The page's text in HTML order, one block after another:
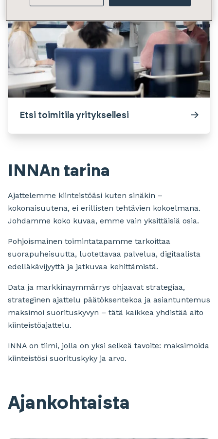
Etsi toimitila yrityksellesi
INNAn tarina
Ajattelemme kiinteistöäsi kuten sinäkin –
kokonaisuutena, ei erillisten tehtävien kokoelmana.
Johdamme koko kuvaa, emme vain yksittäisiä osia.
Pohjoismainen toimintatapamme tarkoittaa
suorapuheisuutta, luotettavaa palvelua, digitaalista
edelläkävijyyttä ja jatkuvaa kehittämistä.
Data ja markkinaymmärrys ohjaavat strategiaa,
strateginen ajattelu päätöksentekoa ja asiantuntemus
maksimoi suorituskyvyn – tätä kaikkea yhdistää aito
kiinteistöajattelu.
INNA on tiimi, jolla on yksi selkeä tavoite: maksimoida
kiinteistösi suorituskyky ja arvo.
Ajankohtaista